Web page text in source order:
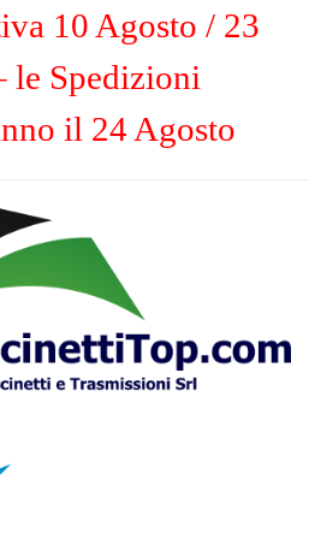
10 Agosto / 23
le Spedizioni
il 24 Agosto